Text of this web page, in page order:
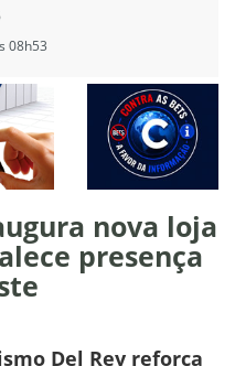
08h53
nova loja
presença
Del Rey reforça